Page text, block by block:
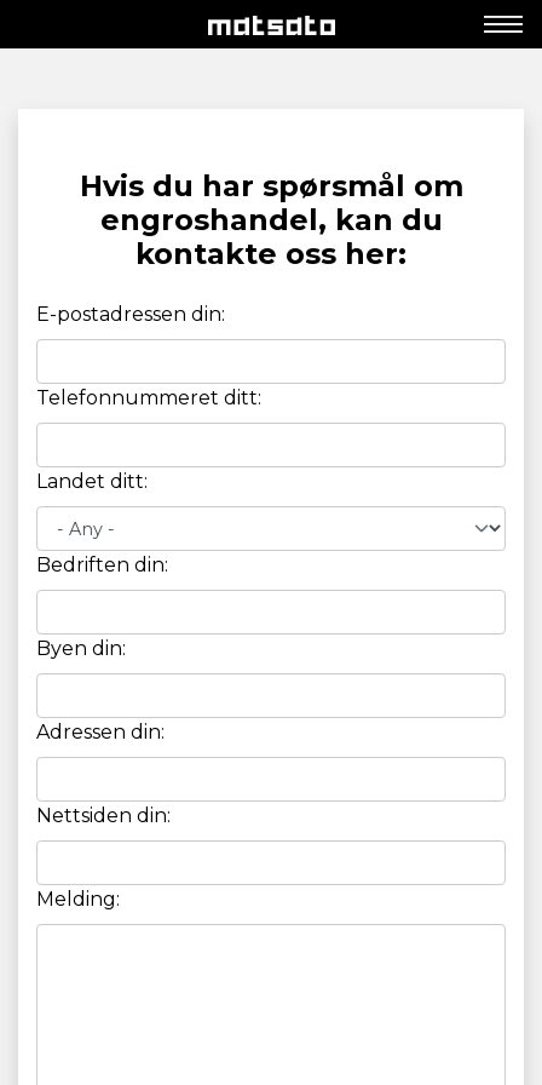
Hvis du har spørsmål om
engroshandel, kan du
kontakte oss her:
E-postadressen din:
Telefonnummeret ditt:
Landet ditt:
Bedriften din:
Byen din:
Adressen din:
Nettsiden din:
Melding: